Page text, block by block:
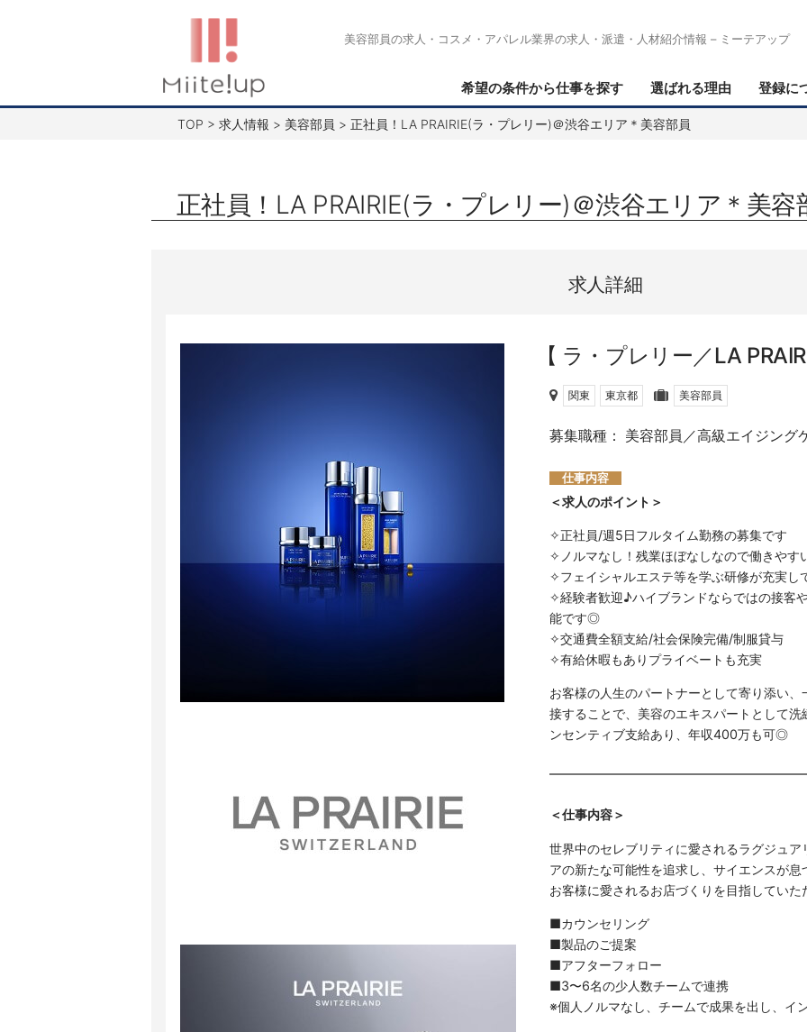
ツ
美容部員の求人・コスメ・アパレル業界の求人・派遣・人材紹介情報 – ミーテアップ
希望の条件から仕事を探す 選ばれる理由 登録に
TOP > 求人情報 > 美容部員 > 正社員！LA PRAIRIE(ラ・プレリー)＠渋谷エリア＊美容部員
正社員！LA PRAIRIE(ラ・プレリー)＠渋谷エリア＊美容
求人詳細
ラ・プレリー／LA
関東 東京都 美容部員
募集職種： 美容部員／高級エイジング
仕事内容
＜求人のポイント＞
✧正社員/週5日フルタイム勤務の募集です
✧ノルマなし！残業ほぼなしなので働きやす
✧フェイシャルエステ等を学ぶ研修が充実し
✧経験者歓迎♪ハイブランドならではの接客
能です◎
✧交通費全額支給/社会保険完備/制服貸与
✧有給休暇もありプライベートも充実
お客様の人生のパートナーとして寄り添い
接することで、美容のエキスパートとして
ンセンティブ支給あり、年収400万も可◎
＜仕事内容＞
世界中のセレブリティに愛されるラグジュ
アの新たな可能性を追求し、サイエンスが息
お客様に愛されるお店づくりを目指していた
■カウンセリング
■製品のご提案
■アフターフォロー
■3〜6名の少人数チームで連携
※個人ノルマなし、チームで成果を出し、イ